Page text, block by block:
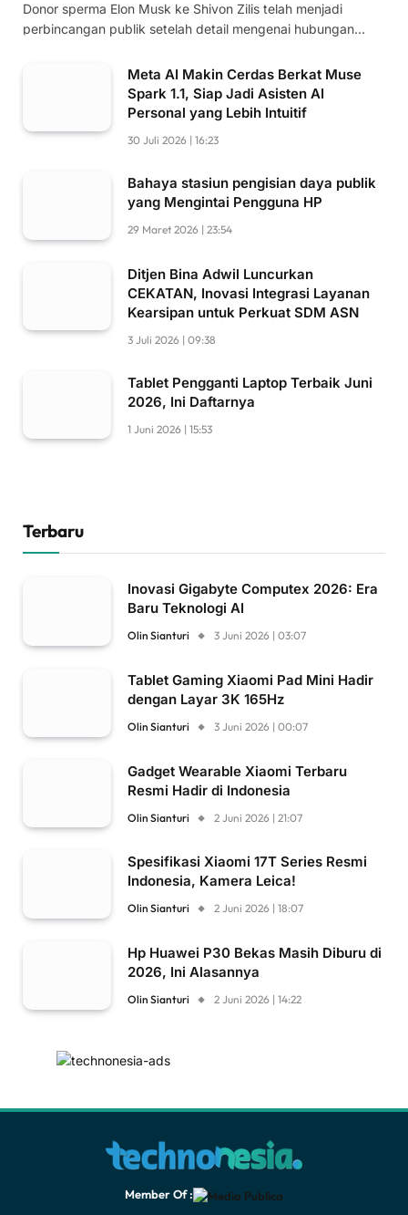
Donor sperma Elon Musk ke Shivon Zilis telah menjadi
perbincangan publik setelah detail mengenai hubungan…
Meta AI Makin Cerdas Berkat Muse
Spark 1.1, Siap Jadi Asisten AI
Personal yang Lebih Intuitif
30 Juli 2026 | 16:23
Bahaya stasiun pengisian daya publik
yang Mengintai Pengguna HP
29 Maret 2026 | 23:54
Ditjen Bina Adwil Luncurkan
CEKATAN, Inovasi Integrasi Layanan
Kearsipan untuk Perkuat SDM ASN
3 Juli 2026 | 09:38
Tablet Pengganti Laptop Terbaik Juni
2026, Ini Daftarnya
1 Juni 2026 | 15:53
Terbaru
Inovasi Gigabyte Computex 2026: Era
Baru Teknologi AI
Olin Sianturi 3 Juni 2026 | 03:07
Tablet Gaming Xiaomi Pad Mini Hadir
dengan Layar 3K 165Hz
Olin Sianturi 3 Juni 2026 | 00:07
Gadget Wearable Xiaomi Terbaru
Resmi Hadir di Indonesia
Olin Sianturi 2 Juni 2026 | 21:07
Spesifikasi Xiaomi 17T Series Resmi
Indonesia, Kamera Leica!
Olin Sianturi 2 Juni 2026 | 18:07
Hp Huawei P30 Bekas Masih Diburu di
2026, Ini Alasannya
Olin Sianturi 2 Juni 2026 | 14:22
Member Of :